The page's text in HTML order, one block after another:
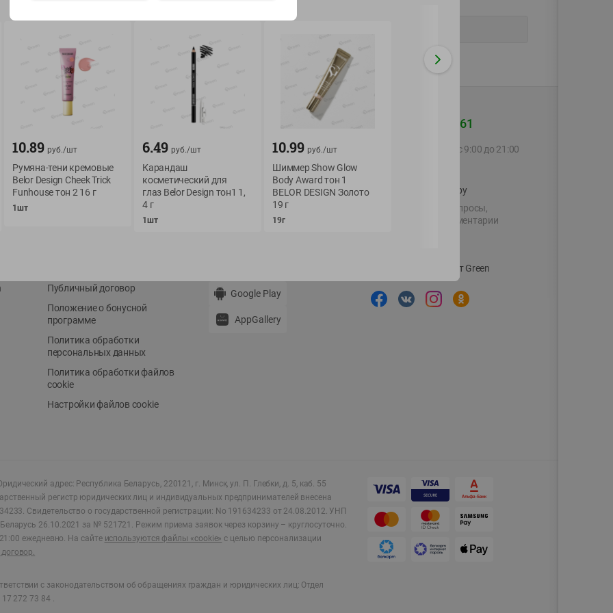
Оплата
Условия доставки
Возврат товара
Публичный договор
Положение о бонусной
программе
Политика обработки
персональных данных
Политика обработки файлов
cookie
Настройки файлов cookie
История покупок
Обратная связь
Google Play
AppGallery
+375 44 560-60-61
Call-центр работает с 9:00 до 21:00
shop@green-market.by
Пишите нам свои вопросы,
предложения и комментарии
Корпоративный сайт Green
адрес: Республика Беларусь, 220121, г. Минск, ул. П. Глебки, д. 5, каб. 55
регистр юридических лиц и индивидуальных предпринимателей внесена
Свидетельство о государственной регистрации: No 191634233 от 24.08.2012. УНП
26.10.2021 за № 521721. Режим приема заявок через корзину – круглосуточно.
ежедневно. На сайте используются файлы «cookie» с целью персонализации
с законодательством об обращениях граждан и юридических лиц: Отдел
272 73 84 .
10.89 руб./шт
Румяна-тени кремовые
Belor Design Cheek Trick
Funhouse тон 2 16 г
1шт
6.49 руб./шт
Карандаш
косметический для
глаз Belor Design тон1 1,
4 г
1шт
10.99 руб./шт
Шиммер Show Glow
Body Award тон 1
BELOR DESIGN Золото
19 г
19г